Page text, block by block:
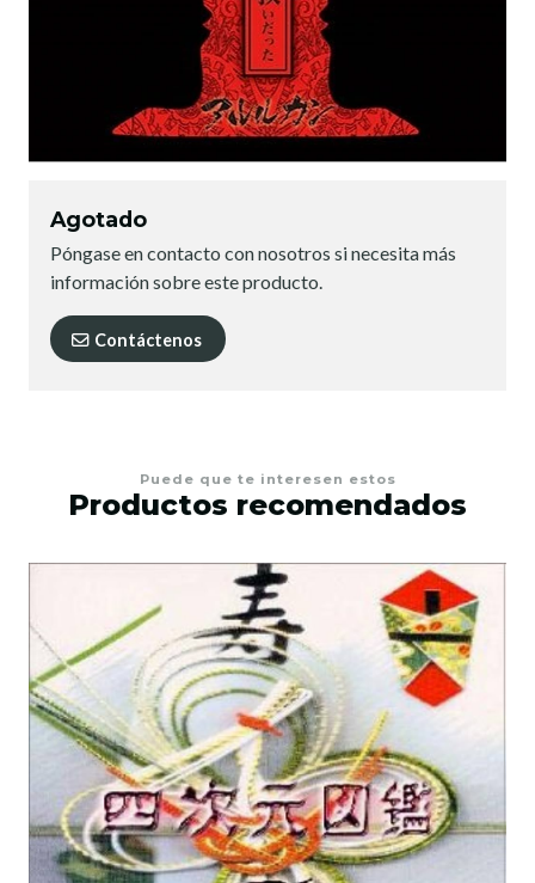
Agotado
Póngase en contacto con nosotros si necesita más
información sobre este producto.
Contáctenos
Puede que te interesen estos
Productos recomendados